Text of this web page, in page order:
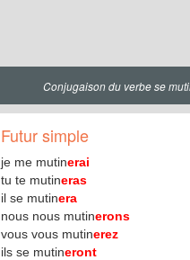
Conjugaison du verbe se
Futur simple
je me mutinerai
tu te mutineras
il se mutinera
nous nous mutinerons
vous vous mutinerez
ils se mutineront